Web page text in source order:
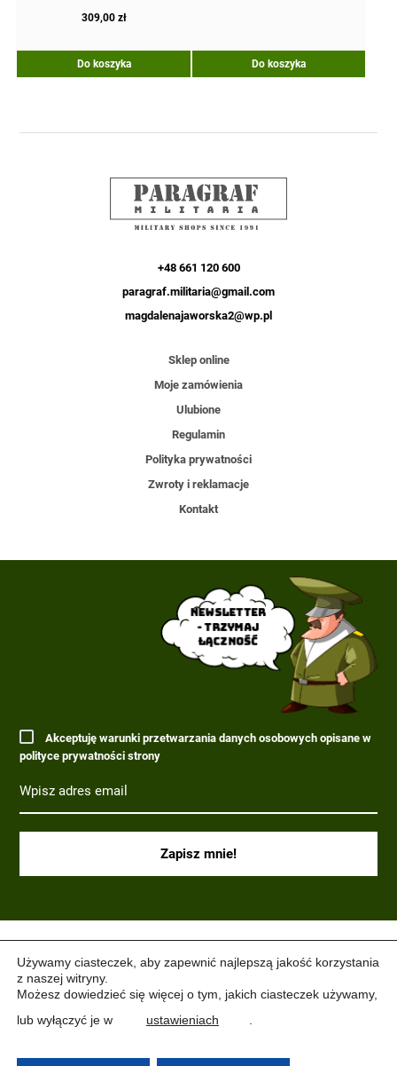
309,00 zł
Do koszyka Do koszyka
+48 661 120 600
paragraf.militaria@gmail.com
magdalenajaworska2@wp.pl
Sklep online
Moje zamówienia
Ulubione
Regulamin
Polityka prywatności
Zwroty i reklamacje
Kontakt
Akceptuję warunki przetwarzania danych osobowych opisane w
polityce prywatności strony
Newsletter
- trzymaj
łączność
Używamy ciasteczek, aby zapewnić najlepszą jakość korzystania
z naszej witryny.
Możesz dowiedzieć się więcej o tym, jakich ciasteczek używamy,
lub wyłączyć je w
ustawieniach